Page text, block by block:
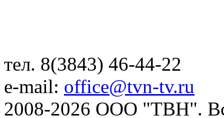
тел. 8(3843) 46-44-22
e-mail: office@tvn-tv.ru
2008-2026 ООО "ТВН".